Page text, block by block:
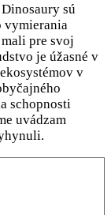
sú
vymierania
pre svoj
je úžasné v
v
schopnosti
uvádzam